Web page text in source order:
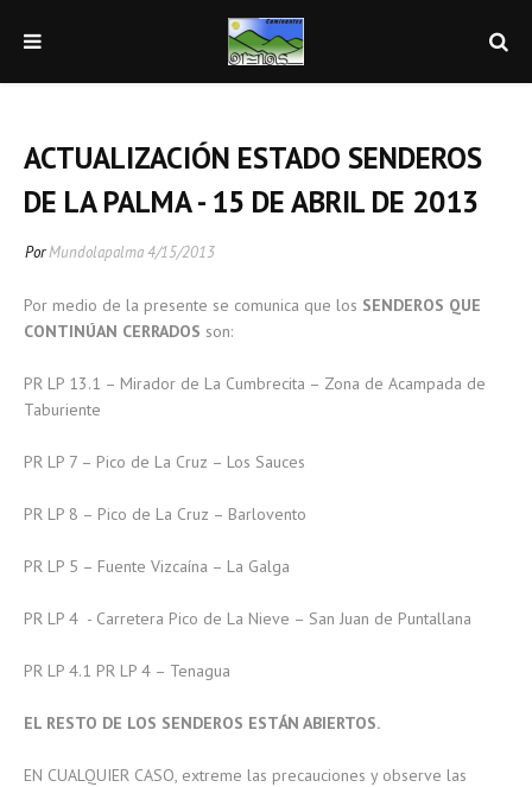
ACTUALIZACIÓN ESTADO SENDEROS
DE LA PALMA - 15 DE ABRIL DE 2013
PorMundolapalma4/15/2013
Por medio de la presente se comunica que los SENDEROS QUE
CONTINÚAN CERRADOS son:
PR LP 13.1 – Mirador de La Cumbrecita – Zona de Acampada de
Taburiente
PR LP 7 – Pico de La Cruz – Los Sauces
PR LP 8 – Pico de La Cruz – Barlovento
PR LP 5 – Fuente Vizcaína – La Galga
PR LP 4 - Carretera Pico de La Nieve – San Juan de Puntallana
PR LP 4.1 PR LP 4 – Tenagua
EL RESTO DE LOS SENDEROS ESTÁN ABIERTOS.
EN CUALQUIER CASO, extreme las precauciones y observe las